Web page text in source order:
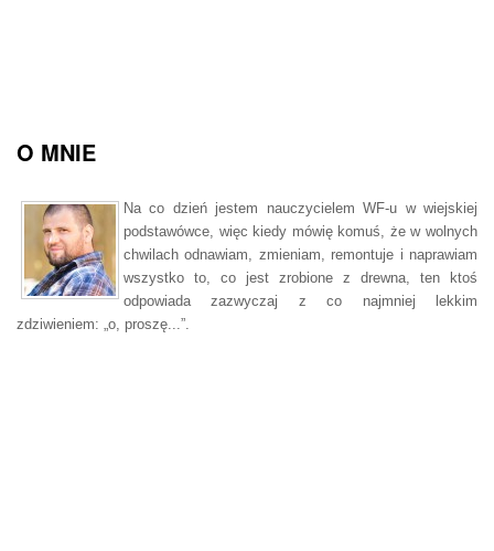
O MNIE
Na co dzień jestem nauczycielem WF-u w wiejskiej
podstawówce, więc kiedy mówię komuś, że w wolnych
chwilach odnawiam, zmieniam, remontuje i naprawiam
wszystko to, co jest zrobione z drewna, ten ktoś
odpowiada zazwyczaj z co najmniej lekkim
zdziwieniem: „o, proszę...”.